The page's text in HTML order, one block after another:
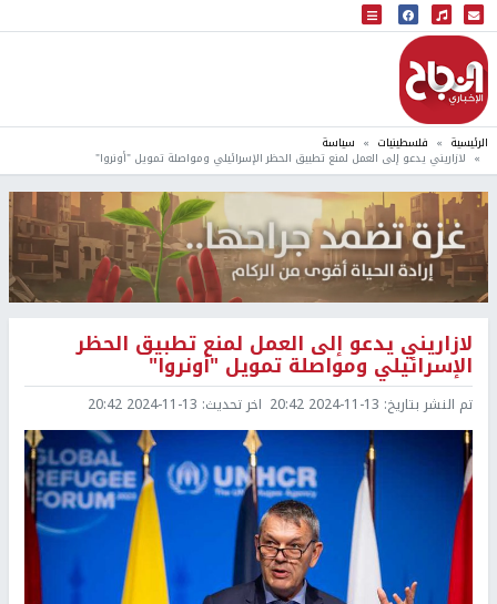
البث المباشر
إذاعة النجاح
الرئيسية فلسطينيات سياسة
لازاريني يدعو إلى العمل لمنع تطبيق الحظر الإسرائيلي ومواصلة تمويل "أونروا"
لازاريني يدعو إلى العمل لمنع تطبيق الحظر
الإسرائيلي ومواصلة تمويل "أونروا"
تم النشر بتاريخ: 2024-11-13 20:42 اخر تحديث: 2024-11-13 20:42